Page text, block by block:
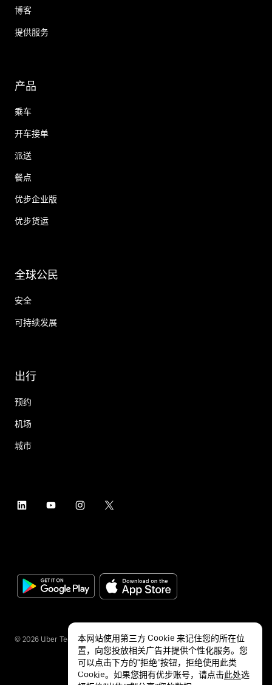
博客
提供服务
产品
乘车
开车接单
派送
餐点
优步企业版
优步货运
全球公民
安全
可持续发展
出行
预约
机场
城市
© 2026 Uber Technologies Inc.
本网站使用第三方 Cookie 来记住您的所在位
置，向您投放相关广告并提供个性化服务。您
可以点击下方的“拒绝”按钮，拒绝使用此类
Cookie。如果您拥有优步账号，请点击此处选